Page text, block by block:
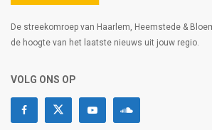
De streekomroep van Haarlem, Heemstede &
de hoogte van het laatste nieuws uit jouw regio.
VOLG ONS OP